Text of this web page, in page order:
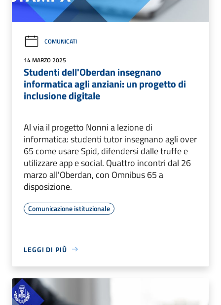
COMUNICATI
14 MARZO 2025
Studenti dell'Oberdan insegnano
informatica agli anziani: un progetto di
inclusione digitale
Al via il progetto Nonni a lezione di
informatica: studenti tutor insegnano agli over
65 come usare Spid, difendersi dalle truffe e
utilizzare app e social. Quattro incontri dal 26
marzo all'Oberdan, con Omnibus 65 a
disposizione.
Comunicazione istituzionale
LEGGI DI PIÙ